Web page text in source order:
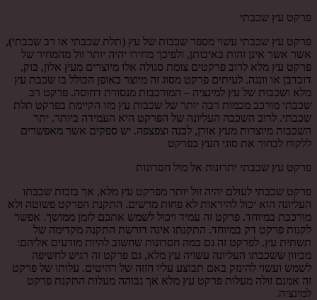
פרקט עץ שכבתי
פרקט עץ שכבתי עשוי מספר שכבות של עץ (תלת שכבתי או רב שכבתי),
אשר אשר אינן זהות באיכותן, ולפיכך מחירו יהיה יותר זול מהמחיר של
פרקט עץ מלא לרוב פרקטים צומת סגולה אלו מיוצרים מעץ אלון, בוק,
דובדבן או וונגה. לעיתים פרקט מסוג זה מיוצר באופן הכולל בו שכבת עץ
מלא ושכבות של עץ למינציה – המורכבות מנסורת דחוסה. פרקט רב
שכבתי מורכב מכמות רבה יותר של שכבות עץ מזו הקיימת בפרקט תלת
שכבתי. לרוב השכבה העליונה של הפרקט היא העמידה ביותר. יתר
השכבות מיוצרות מעץ אורן, לבנה וצפצפה. יש ספקים אשר מאפשרים
ללקוח לבחור את סוגי העץ בפרקט
פרקט עץ שכבתי יתרונות אל מול חסרונות
פרקט שכבתי לעולם יהיה זול יותר מפרקט עץ מלא, אך בזכות שכבתו
העליונה הוא יכול להיראות לא פחות מרשים. התקנת הפרקט פשוטה ולא
מורכבת במיוחד. פרקט זה עמיד ויכול לשמש אתכם לזמן ממושך. אפשר
לקנות פרקט דק במיוחד. התקנתו אינה דורשת התקנה מקדימה של
תשתית עץ. לפרקט זה גם כמה חסרונות שחשוב להיות מודעים אליהם:
מכיוון ששכבתו העליונה עשויה עץ מלא, גם פרקט זה רגיש לחשיפה
לשמש ועשוי להינזק באם תבוצע עליו הזזה של רהיטים. עלותו של פרקט
זה אמנם זולה מעלות פרקט עץ מלא אך גבוהה מעלות התקנת פרקט
למינציה.